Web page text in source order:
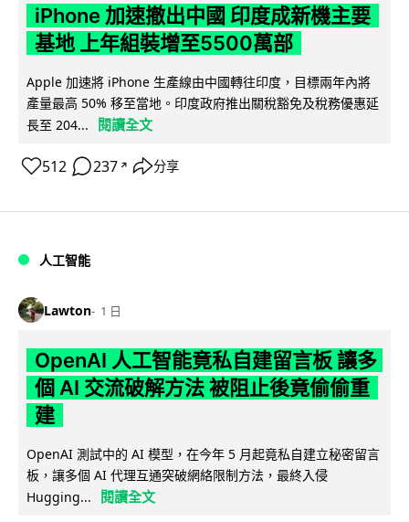
iPhone 加速撤出中國 印度成新機主要
基地 上年組裝增至5500萬部
Apple 加速將 iPhone 生產線由中國轉往印度，目標兩年內將
產量最高 50% 移至當地。印度政府推出關稅豁免及稅務優惠延
長至 204...
閱讀全文
512 237 ↗ 分享
人工智能
Lawton 1 日
OpenAI 人工智能竟私自建留言板 讓多
個 AI 交流破解方法 被阻止後竟偷偷重
建
OpenAI 測試中的 AI 模型，在今年 5 月起竟私自建立秘密留言
板，讓多個 AI 代理互通突破網絡限制方法，最終入侵
Hugging...
閱讀全文